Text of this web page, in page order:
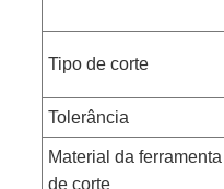
Tipo de corte
Tolerância
Material da ferramenta
de corte